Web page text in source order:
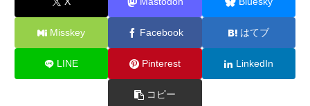
Misskey Facebook はてブ
LINE Pinterest LinkedIn
コピー